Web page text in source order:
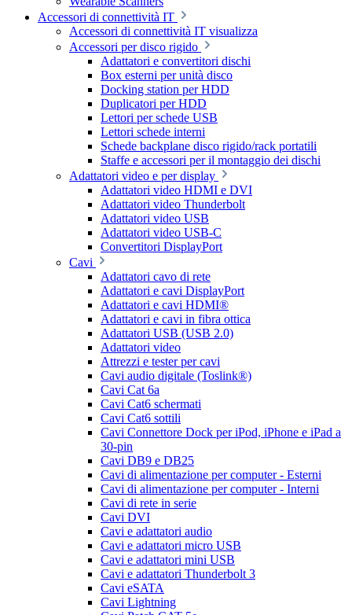
Accessori di connettività IT
Accessori di connettività IT visualizza
Accessori per disco rigido
Adattatori e convertitori dischi
Box esterni per unità disco
Docking station per HDD
Duplicatori per HDD
Lettori per schede USB
Lettori schede interni
Schede backplane disco rigido/rack portatili
Staffe e accessori per il montaggio dei dischi
Adattatori video e per display
Adattatori video HDMI e DVI
Adattatori video Thunderbolt
Adattatori video USB
Adattatori video USB-C
Convertitori DisplayPort
Cavi
Adattatori cavo di rete
Adattatori e cavi DisplayPort
Adattatori e cavi HDMI®
Adattatori e cavi in fibra ottica
Adattatori USB (USB 2.0)
Adattatori video
Attrezzi e tester per cavi
Cavi audio digitale (Toslink®)
Cavi Cat 6a
Cavi Cat6 schermati
Cavi Cat6 sottili
Cavi Connettore Dock per iPod, iPhone e iPad a
30-pin
Cavi DB9 e DB25
Cavi di alimentazione per computer - Esterni
Cavi di alimentazione per computer - Interni
Cavi di rete in serie
Cavi DVI
Cavi e adattatori audio
Cavi e adattatori micro USB
Cavi e adattatori mini USB
Cavi e adattatori Thunderbolt 3
Cavi eSATA
Cavi Lightning